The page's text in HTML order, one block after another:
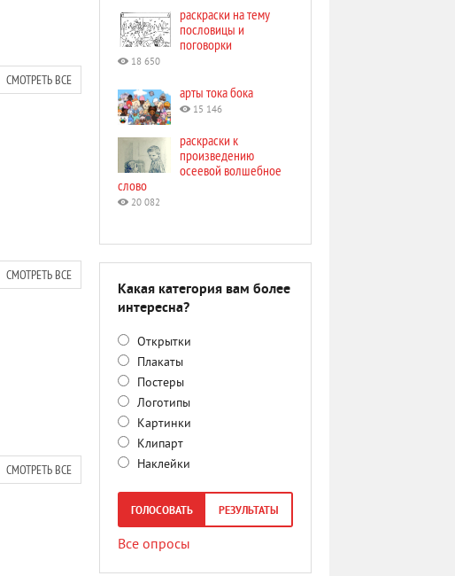
СМОТРЕТЬ ВСЕ
СМОТРЕТЬ ВСЕ
СМОТРЕТЬ ВСЕ
раскраски на тему
пословицы и
поговорки
18 650
арты тока бока
15 146
раскраски к
произведению
осеевой волшебное
слово
20 082
Какая категория вам более
интересна?
Открытки
Плакаты
Постеры
Логотипы
Картинки
Клипарт
Наклейки
ГОЛОСОВАТЬ РЕЗУЛЬТАТЫ
Все опросы